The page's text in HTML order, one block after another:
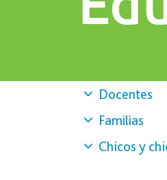
Docentes
Familias
Chicos y